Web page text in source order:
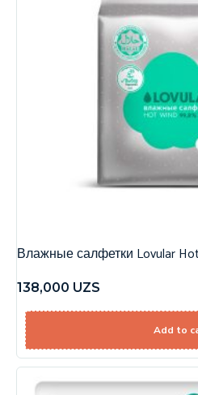
Влажные салфетки Lovular
138,000 UZS
Add to